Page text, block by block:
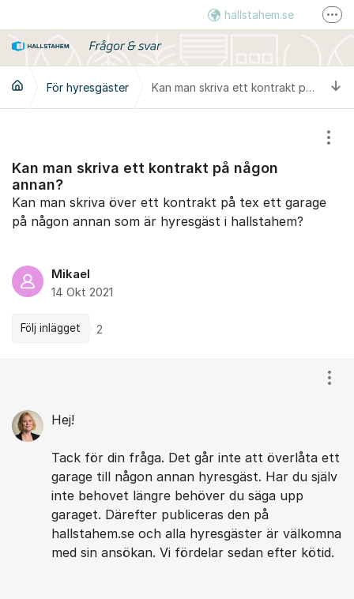
hallstahem.se
För hyresgäster Kan man skriva ett kontrakt på någon annan?
Kan man skriva ett kontrakt på någon
annan?
Kan man skriva över ett kontrakt på tex ett garage
på någon annan som är hyresgäst i hallstahem?
Mikael
14 Okt 2021
Följ inlägget 2
Hej!
Tack för din fråga. Det går inte att överlåta ett
garage till någon annan hyresgäst. Har du själv
inte behovet längre behöver du säga upp
garaget. Därefter publiceras den på
hallstahem.se och alla hyresgäster är välkomna
med sin ansökan. Vi fördelar sedan efter kötid.